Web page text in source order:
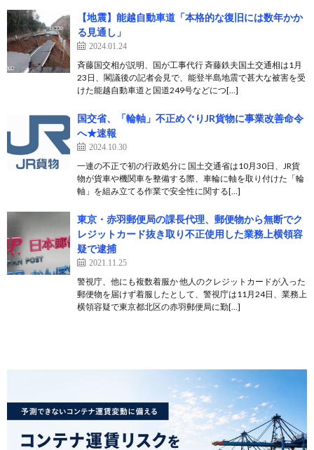
【地震】能越自動車道「本格的な復旧には数年かか
る見通し」
2024.01.24
斉藤国交相が説明、国が工事代行 斉藤鉄夫国土交通相は1月
23日、閣議後の記者会見で、能登半島地震で甚大な被害を受
けた能越自動車道と国道249号などにつ[…]
国交省、「輪軸」不正めぐりJR貨物に事業改善命令
へ★速報
2024.10.30
一連の不正で初の行政処分に 国土交通省は10月30日、JR貨
物が貨車や機関車を整備する際、車輪に軸を取り付けた「輪
軸」を組み立てる作業で安全性に関する[…]
東京・赤羽郵便局の課長代理、郵便物から無断でク
レジットカード抜き取り不正使用した業務上横領容
疑で逮捕
2021.11.25
警視庁、他にも複数着服か 他人のクレジットカードが入った
郵便物を届けず着服したとして、警視庁は11月24日、業務上
横領容疑で東京都北区の赤羽郵便局に勤[…]